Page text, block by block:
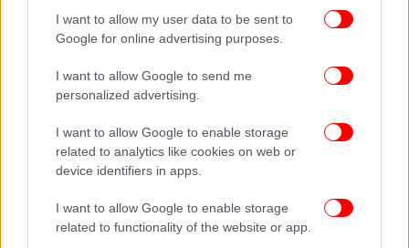
I want to allow my user data to be sent to
Google for online advertising purposes.
I want to allow Google to send me
personalized advertising.
I want to allow Google to enable storage
related to analytics like cookies on web or
device identifiers in apps.
I want to allow Google to enable storage
related to functionality of the website or app.
Στην έβδομη θέση η Αυστρία, με 72% των πολιτών
της σε εργασία, 1,9% ποσοστό μακροχρόνιας
ανεργίας και 45.199$ ετησίως μέσος μισθός.